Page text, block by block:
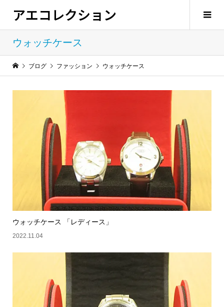
アエコレクション
ウォッチケース
ブログ ファッション ウォッチケース
ウォッチケース 「レディース」
2022.11.04